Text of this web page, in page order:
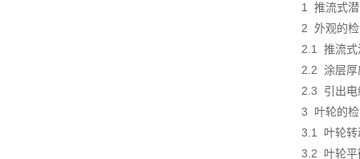
1 推流式
2 外观的
2.1 推流式
2.2 涂层厚
2.3 引出电
3 叶轮的
3.1 叶轮转
3.2 叶轮平